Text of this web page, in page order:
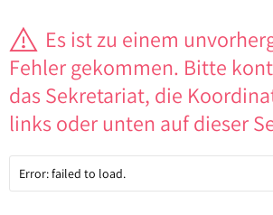
Es ist zu einem
Fehler gekommen. Bitte
das Sekretariat, die
links oder unten auf dieser
Error: failed to load.